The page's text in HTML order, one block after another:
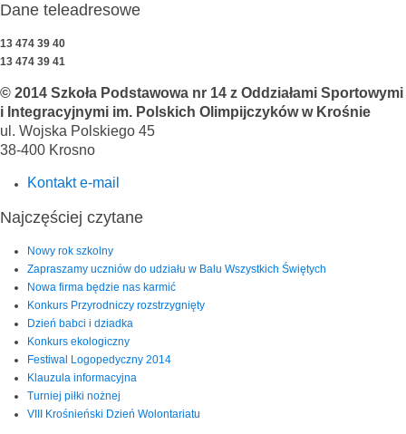
Dane teleadresowe
13 474 39 40
13 474 39 41
© 2014 Szkoła Podstawowa nr 14 z Oddziałami Sportowymi
i Integracyjnymi im. Polskich Olimpijczyków w Krośnie
ul. Wojska Polskiego 45
38-400 Krosno
Kontakt e-mail
Najczęściej czytane
Nowy rok szkolny
Zapraszamy uczniów do udziału w Balu Wszystkich Świętych
Nowa firma będzie nas karmić
Konkurs Przyrodniczy rozstrzygnięty
Dzień babci i dziadka
Konkurs ekologiczny
Festiwal Logopedyczny 2014
Klauzula informacyjna
Turniej piłki nożnej
VIII Krośnieński Dzień Wolontariatu